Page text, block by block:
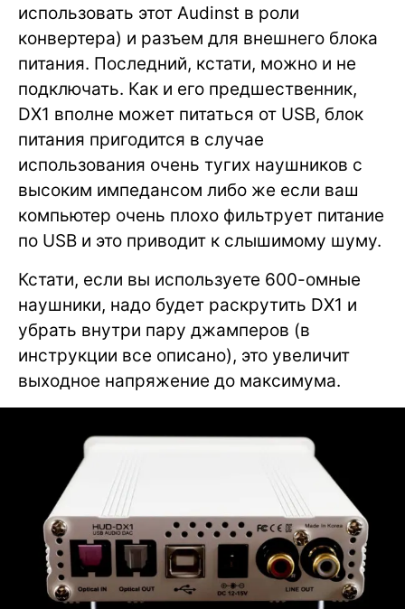
использовать этот Audinst в роли
конвертера) и разъем для внешнего блока
питания. Последний, кстати, можно и не
подключать. Как и его предшественник,
DX1 вполне может питаться от USB, блок
питания пригодится в случае
использования очень тугих наушников с
высоким импедансом либо же если ваш
компьютер очень плохо фильтрует питание
по USB и это приводит к слышимому шуму.
Кстати, если вы используете 600-омные
наушники, надо будет раскрутить DX1 и
убрать внутри пару джамперов (в
инструкции все описано), это увеличит
выходное напряжение до максимума.